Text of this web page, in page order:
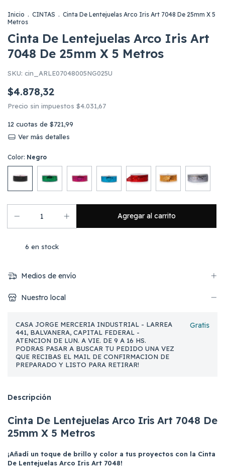
Inicio . CINTAS . Cinta De Lentejuelas Arco Iris Art 7048 De 25mm X 5
Metros
Cinta De Lentejuelas Arco Iris Art
7048 De 25mm X 5 Metros
SKU: cin_ARLE07048005NG025U
$4.878,32
Precio sin impuestos $4.031,67
12 cuotas de $721,99
Ver más detalles
Color: Negro
6 en stock
Medios de envío
Nuestro local
CASA JORGE MERCERIA INDUSTRIAL - LARREA
441, BALVANERA, CAPITAL FEDERAL -
ATENCION DE LUN. A VIE. DE 9 A 16 HS.
PODRAS PASAR A BUSCAR TU PEDIDO UNA VEZ
QUE RECIBAS EL MAIL DE CONFIRMACION DE
PREPARADO Y LISTO PARA RETIRAR!
Gratis
Descripción
Cinta De Lentejuelas Arco Iris Art 7048 De
25mm X 5 Metros
¡Añadí un toque de brillo y color a tus proyectos con la Cinta
De Lentejuelas Arco Iris Art 7048!